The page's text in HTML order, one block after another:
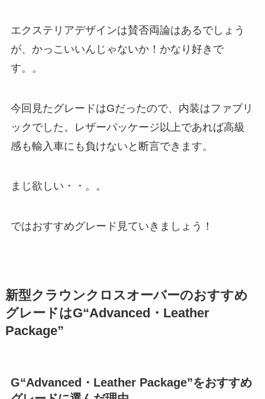
エクステリアデザインは賛否両論はあるでしょう
が、かっこいいんじゃないか！かなり好きで
す。。
今回見たグレードはGだったので、内装はファブリ
ックでした。レザーパッケージ以上であれば高級
感も輸入車にも負けないと断言できます。
まじ欲しい・・。。
ではおすすめグレード見ていきましょう！
新型クラウンクロスオーバーのおすすめ
グレードはG“Advanced・Leather
Package”
G“Advanced・Leather Package”をおすすめ